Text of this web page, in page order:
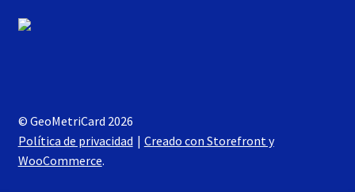
© GeoMetriCard 2026
Política de privacidad
Creado con Storefront y
WooCommerce.